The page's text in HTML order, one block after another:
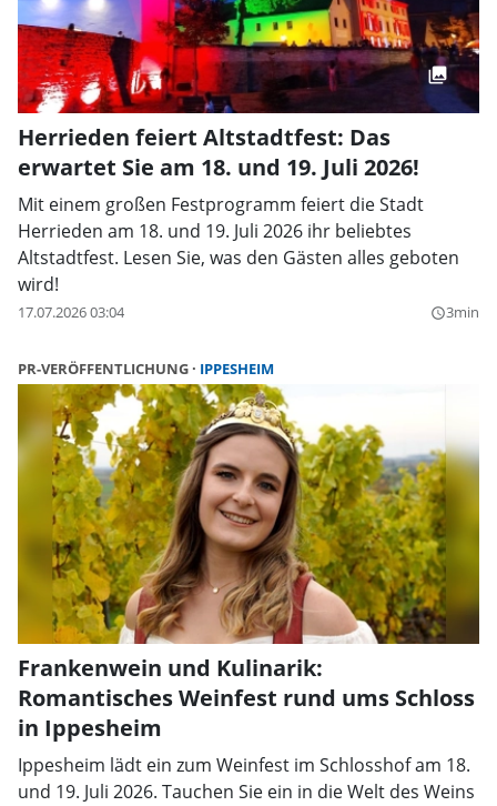
Herrieden feiert Altstadtfest: Das
erwartet Sie am 18. und 19. Juli 2026!
Mit einem großen Festprogramm feiert die Stadt
Herrieden am 18. und 19. Juli 2026 ihr beliebtes
Altstadtfest. Lesen Sie, was den Gästen alles geboten
wird!
17.07.2026 03:04 query_builder3min
PR-VERÖFFENTLICHUNG IPPESHEIM
Frankenwein und Kulinarik:
Romantisches Weinfest rund ums Schloss
in Ippesheim
Ippesheim lädt ein zum Weinfest im Schlosshof am 18.
und 19. Juli 2026. Tauchen Sie ein in die Welt des Weins